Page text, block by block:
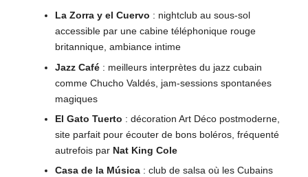
La Zorra y el Cuervo : nightclub au sous-sol
accessible par une cabine téléphonique rouge
britannique, ambiance intime
Jazz Café : meilleurs interprètes du jazz cubain
comme Chucho Valdés, jam-sessions spontanées
magiques
El Gato Tuerto : décoration Art Déco postmoderne,
site parfait pour écouter de bons boléros, fréquenté
autrefois par Nat King Cole
Casa de la Música : club de salsa où les Cubains